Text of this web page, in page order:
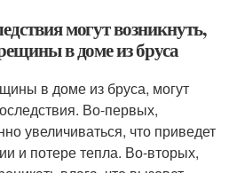
могут возникнуть,
в доме из бруса
в доме из бруса, могут
Во-первых,
увеличиваться, что приведет
и потере тепла. Во-вторых,